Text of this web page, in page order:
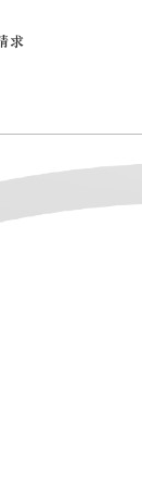
求